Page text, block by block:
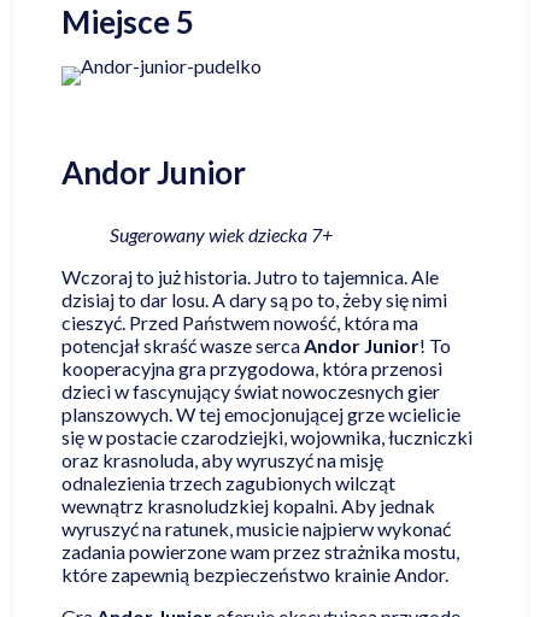
Miejsce 5
Andor Junior
Sugerowany wiek dziecka 7+
Wczoraj to już historia. Jutro to tajemnica. Ale
dzisiaj to dar losu. A dary są po to, żeby się nimi
cieszyć. Przed Państwem nowość, która ma
potencjał skraść wasze sercaAndor Junior! To
kooperacyjna gra przygodowa, która przenosi
dzieci w fascynujący świat nowoczesnych gier
planszowych. W tej emocjonującej grze wcielicie
się w postacie czarodziejki, wojownika, łuczniczki
oraz krasnoluda, aby wyruszyć na misję
odnalezienia trzech zagubionych wilcząt
wewnątrz krasnoludzkiej kopalni. Aby jednak
wyruszyć na ratunek, musicie najpierw wykonać
zadania powierzone wam przez strażnika mostu,
które zapewnią bezpieczeństwo krainie Andor.